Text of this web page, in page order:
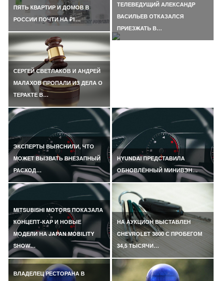
ПЯТЬ КВАРТИР И ДОМОВ В
РОССИИ ПОЧТИ НА ₽1…
СЕРГЕЙ СВЕТЛАКОВ И АНДРЕЙ
МАЛАХОВ ПРОПАЛИ ИЗ ДЕЛА О
ТЕРАКТЕ В…
ТЕЛЕВЕДУЩИЙ АЛЕКСАНДР
ВАСИЛЬЕВ ОТКАЗАЛСЯ
ПРИЕЗЖАТЬ В…
ЭКСПЕРТЫ ВЫЯСНИЛИ, ЧТО
МОЖЕТ ВЫЗВАТЬ ВНЕЗАПНЫЙ
РАСХОД…
HYUNDAI ПРЕДСТАВИЛА
ОБНОВЛЁННЫЙ МИНИВЭН…
MITSUBISHI MOTORS ПОКАЗАЛА
КОНЦЕПТ-КАР И НОВЫЕ
МОДЕЛИ НА JAPAN MOBILITY
SHOW…
НА АУКЦИОН ВЫСТАВЛЕН
CHEVROLET 3800 С ПРОБЕГОМ
34,5 ТЫСЯЧИ…
ВЛАДЕЛЕЦ РЕСТОРАНА В